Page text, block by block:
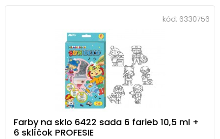
kód: 6330756
Farby na sklo 6422 sada 6 farieb 10,5 ml +
6 sklíčok PROFESIE